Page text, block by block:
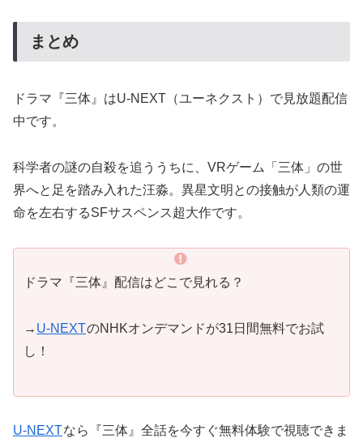
まとめ
ドラマ『三体』はU-NEXT（ユーネクスト）で見放題配信
中です。
科学者の謎の自殺を追ううちに、VRゲーム「三体」の世
界へと足を踏み入れた汪淼。異星文明との接触が人類の運
命を左右するSFサスペンス超大作です。
ドラマ『三体』配信はどこで見れる？
→ U-NEXTのNHKオンデマンドが31日間無料でお試
し！
U-NEXTなら『三体』全話を今すぐ無料体験で視聴できま